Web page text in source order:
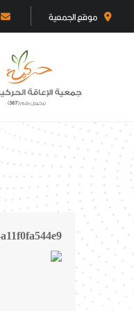
موقع الجمعية